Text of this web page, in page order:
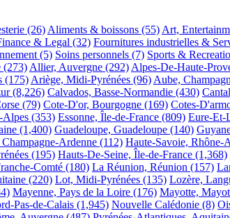
(26) Aliments & boissons (55) Art,
& Legal (32) Fournitures industrielles &
(5) Soins personnels (7) Sports &
(273) Allier, Auvergne (292) Alpes-De-Haute-
(175) Ariège, Midi-Pyrénées (96) Aube,
(8,226) Calvados, Basse-Normandie (430)
(79) Cote-D'or, Bourgogne (169) Cotes-
Alpes (353) Essonne, Île-de-France (809) Eure-Et-
(1,400) Guadeloupe, Guadeloupe (140)
Ardenne (112) Haute-Savoie, Rhône-
(195) Hauts-De-Seine, Île-de-France (1,368)
Comté (180) La Réunion, Réunion (157)
(220) Lot, Midi-Pyrénées (135) Lozère,
Mayenne, Pays de la Loire (176) Mayotte,
Pas-de-Calais (1,945) Nouvelle Calédonie (8)